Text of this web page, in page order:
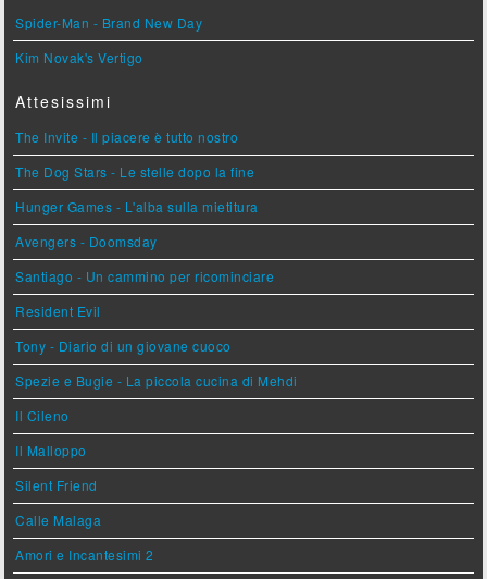
Spider-Man - Brand New Day
Kim Novak's Vertigo
Attesissimi
The Invite - Il piacere è tutto nostro
The Dog Stars - Le stelle dopo la fine
Hunger Games - L'alba sulla mietitura
Avengers - Doomsday
Santiago - Un cammino per ricominciare
Resident Evil
Tony - Diario di un giovane cuoco
Spezie e Bugie - La piccola cucina di Mehdi
Il Cileno
Il Malloppo
Silent Friend
Calle Malaga
Amori e Incantesimi 2